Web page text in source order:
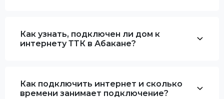
Как узнать, подключен ли дом к
интернету ТТК в Абакане?
Как подключить интернет и сколько
времени занимает подключение?